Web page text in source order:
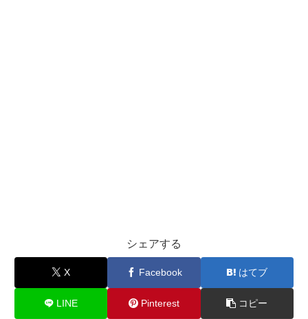
シェアする
X Facebook はてブ
LINE Pinterest コピー